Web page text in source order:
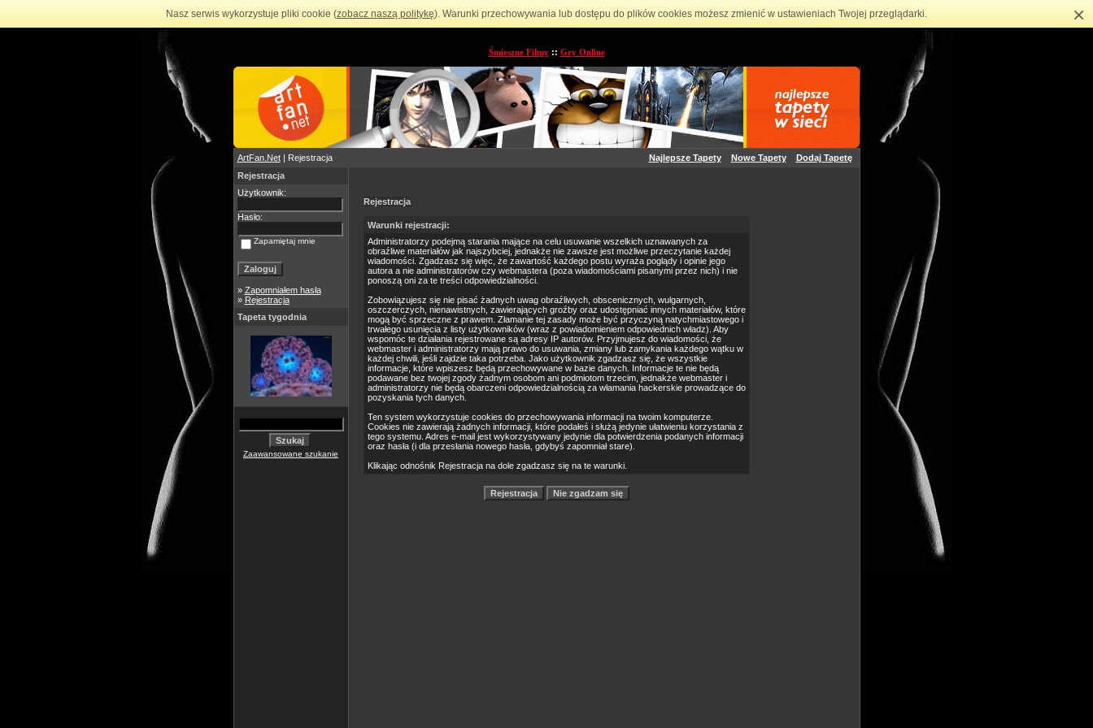
Nasz serwis wykorzystuje pliki cookie (zobacz naszą politykę). Warunki przechowywania lub dostępu do plików cookies możesz zmienić w ustawieniach Twojej przeglądarki. ×
Śmieszne Filmy:: Gry Online
ArtFan.Net| Rejestracja Najlepsze Tapety Nowe Tapety
Dodaj Tapetę
Rejestracja
Użytkownik:
Hasło:
Zapamiętaj mnie
» Zapomniałem hasła
» Rejestracja
Tapeta tygodnia
Zaawansowane szukanie
Rejestracja
Warunki rejestracji:
Administratorzy podejmą starania mające na celu usuwanie wszelkich uznawanych za
obraźliwe materiałów jak najszybciej, jednakże nie zawsze jest możliwe przeczytanie każdej
wiadomości. Zgadzasz się więc, że zawartość każdego postu wyraża poglądy i opinie jego
autora a nie administratorów czy webmastera (poza wiadomościami pisanymi przez nich) i nie
ponoszą oni za te treści odpowiedzialności.
Zobowiązujesz się nie pisać żadnych uwag obraźliwych, obscenicznych, wulgarnych,
oszczerczych, nienawistnych, zawierających groźby oraz udostępniać innych materiałów, które
mogą być sprzeczne z prawem. Złamanie tej zasady może być przyczyną natychmiastowego i
trwałego usunięcia z listy użytkowników (wraz z powiadomieniem odpowiednich władz). Aby
wspomóc te działania rejestrowane są adresy IP autorów. Przyjmujesz do wiadomości, że
webmaster i administratorzy mają prawo do usuwania, zmiany lub zamykania każdego wątku w
każdej chwili, jeśli zajdzie taka potrzeba. Jako użytkownik zgadzasz się, że wszystkie
informacje, które wpiszesz będą przechowywane w bazie danych. Informacje te nie będą
podawane bez twojej zgody żadnym osobom ani podmiotom trzecim, jednakże webmaster i
administratorzy nie będą obarczeni odpowiedzialnością za włamania hackerskie prowadzące do
pozyskania tych danych.
Ten system wykorzystuje cookies do przechowywania informacji na twoim komputerze.
Cookies nie zawierają żadnych informacji, które podałeś i służą jedynie ułatwieniu korzystania z
tego systemu. Adres e-mail jest wykorzystywany jedynie dla potwierdzenia podanych informacji
oraz hasła (i dla przesłania nowego hasła, gdybyś zapomniał stare).
Klikając odnośnik Rejestracja na dole zgadzasz się na te warunki.